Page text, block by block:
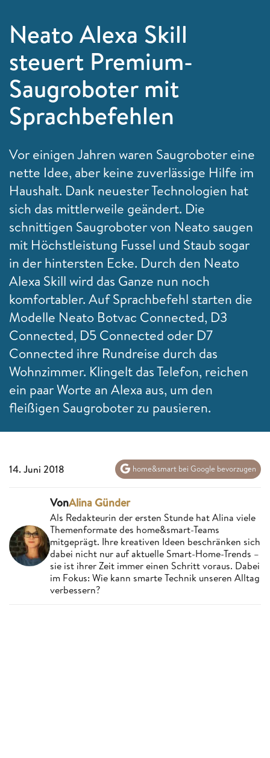
Neato Alexa Skill
steuert Premium-
Saugroboter mit
Sprachbefehlen
Vor einigen Jahren waren Saugroboter eine
nette Idee, aber keine zuverlässige Hilfe im
Haushalt. Dank neuester Technologien hat
sich das mittlerweile geändert. Die
schnittigen Saugroboter von Neato saugen
mit Höchstleistung Fussel und Staub sogar
in der hintersten Ecke. Durch den Neato
Alexa Skill wird das Ganze nun noch
komfortabler. Auf Sprachbefehl starten die
Modelle Neato Botvac Connected, D3
Connected, D5 Connected oder D7
Connected ihre Rundreise durch das
Wohnzimmer. Klingelt das Telefon, reichen
ein paar Worte an Alexa aus, um den
fleißigen Saugroboter zu pausieren.
14. Juni 2018 home&smart bei Google bevorzugen
VonAlina Günder
Als Redakteurin der ersten Stunde hat Alina viele
Themenformate des home&smart-Teams
mitgeprägt. Ihre kreativen Ideen beschränken sich
dabei nicht nur auf aktuelle Smart-Home-Trends –
sie ist ihrer Zeit immer einen Schritt voraus. Dabei
im Fokus: Wie kann smarte Technik unseren Alltag
verbessern?